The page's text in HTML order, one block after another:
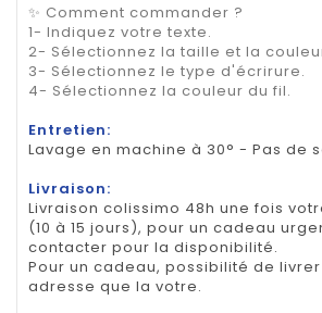
✨ Comment commander ?
1- Indiquez votre texte.
2- Sélectionnez la taille et la
3- Sélectionnez le type d'écrirure.
4- Sélectionnez la couleur du fil.
Entretien:
Lavage en machine à 30° - Pas de
Livraison:
Livraison colissimo 48h une fois
(10 à 15 jours), pour un cadeau
contacter pour la disponibilité.
Pour un cadeau, possibilité de
adresse que la votre.